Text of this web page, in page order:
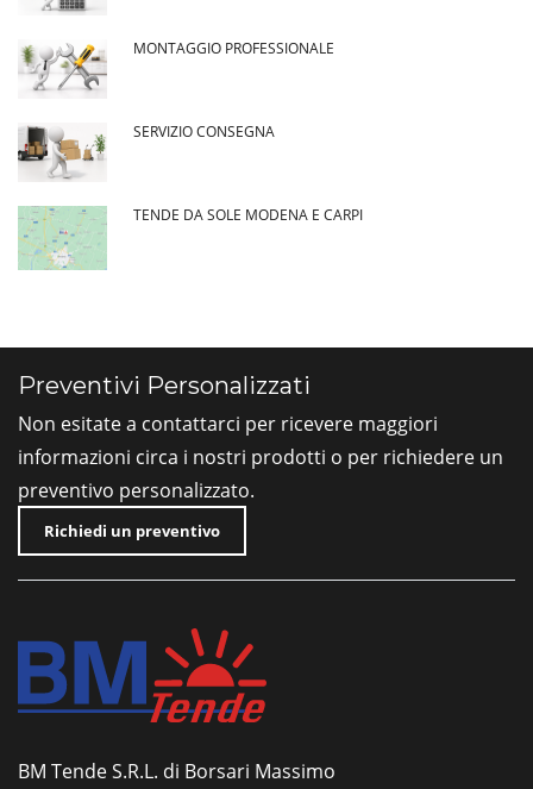
MONTAGGIO PROFESSIONALE
SERVIZIO CONSEGNA
TENDE DA SOLE MODENA E CARPI
Preventivi Personalizzati
Non esitate a contattarci per ricevere maggiori
informazioni circa i nostri prodotti o per richiedere un
preventivo personalizzato.
Richiedi un preventivo
BM Tende S.R.L. di Borsari Massimo